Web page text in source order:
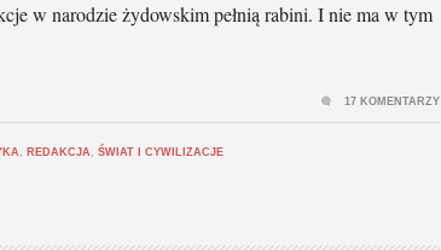
w narodzie żydowskim pełnią rabini. I nie ma w tym
, REDAKCJA , ŚWIAT I CYWILIZACJE
17 KOMENTARZY